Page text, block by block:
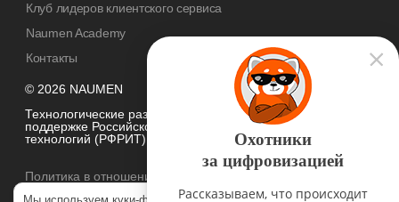
© 2026 NAUMEN
Технологические разработки осуществляются при грантовой
поддержке Российского фонда развития информационных
технологий (РФРИТ)
Политика в отношении
обработки персональных данных
Клуб лидеров клиентского сервиса
Naumen Academy
Контакты
Охотники
за цифровизацией
Рассказываем, что происходит